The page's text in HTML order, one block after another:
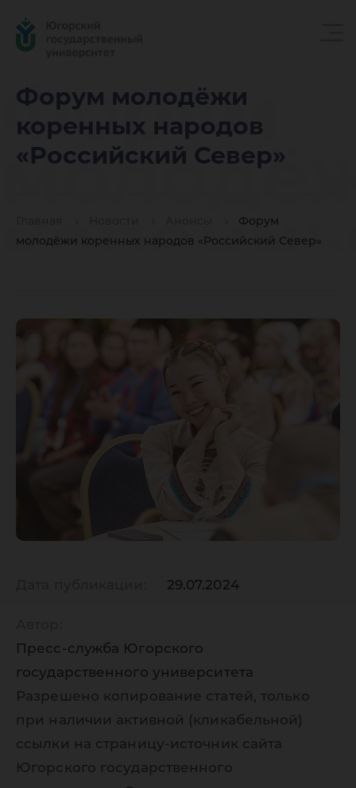
Форум молодёжи
коренных народов
«Российский Север»
Форум
молодёжи коренных народов «Российский Север»
Форум
народов
Север»
29.07.2024
Пресс-служба Югорского
государственного университета
Разрешено копирование статей, только
при наличии активной (кликабельной)
ссылки на страницу-источник сайта
Югорского государственного